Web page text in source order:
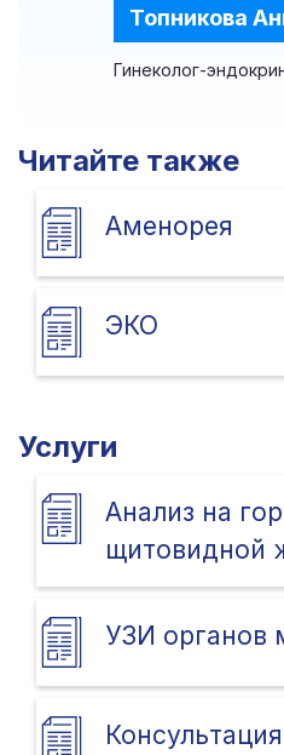
Топникова
Гинеколог-
Читайте также
Аменорея
ЭКО
Услуги
Анализ на
щитовидной
УЗИ органов